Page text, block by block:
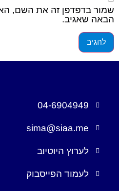
שמור בדפדפן זה את השם,
הבאה שאגיב.
04-6904949
sima@siaa.me
לערוץ היוטיוב
לעמוד הפייסבוק